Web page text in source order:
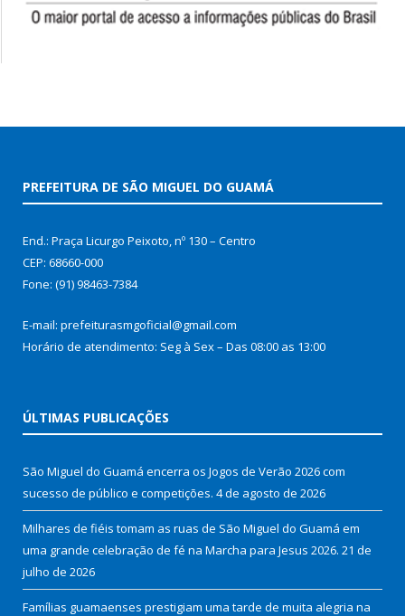
PREFEITURA DE SÃO MIGUEL DO GUAMÁ
End.: Praça Licurgo Peixoto, nº 130 – Centro
CEP: 68660-000
Fone: (91) 98463-7384
E-mail: prefeiturasmgoficial@gmail.com
Horário de atendimento: Seg à Sex – Das 08:00 as 13:00
ÚLTIMAS PUBLICAÇÕES
São Miguel do Guamá encerra os Jogos de Verão 2026 com
sucesso de público e competições. 4 de agosto de 2026
Milhares de fiéis tomam as ruas de São Miguel do Guamá em
uma grande celebração de fé na Marcha para Jesus 2026. 21 de
julho de 2026
Famílias guamaenses prestigiam uma tarde de muita alegria na